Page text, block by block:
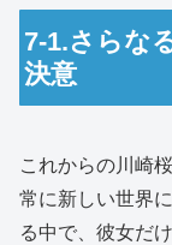
7-1.さらな
決意
これからの川崎
常に新しい世界
る中で、彼女だ